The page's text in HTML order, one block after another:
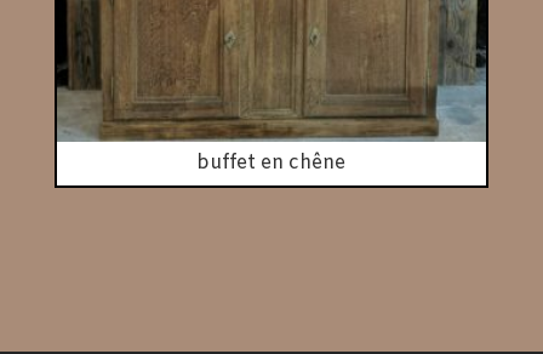
buffet en chêne